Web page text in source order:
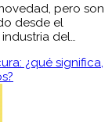
pero son
desde el
del…
¿qué significa,